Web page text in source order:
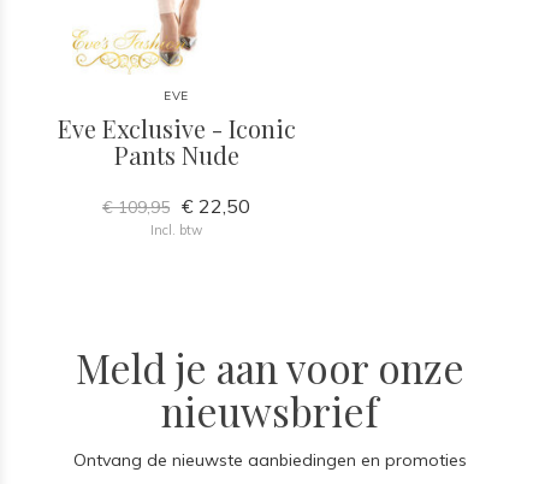
EVE
Eve Exclusive - Iconic
Pants Nude
€ 109,95 € 22,50
Incl. btw
Meld je aan voor onze
nieuwsbrief
Ontvang de nieuwste aanbiedingen en promoties